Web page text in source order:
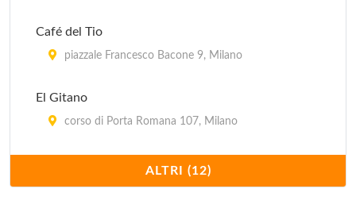
Café del Tio
piazzale Francesco Bacone 9, Milano
El Gitano
corso di Porta Romana 107, Milano
via Ruggero Bonghi 12, Milano
ALTRI (12)